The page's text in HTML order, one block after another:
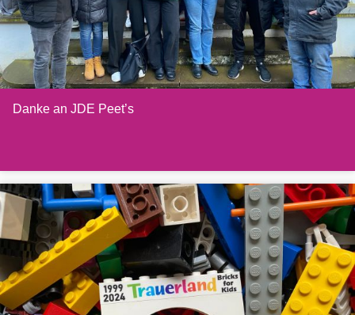
Danke an JDE Peet’s